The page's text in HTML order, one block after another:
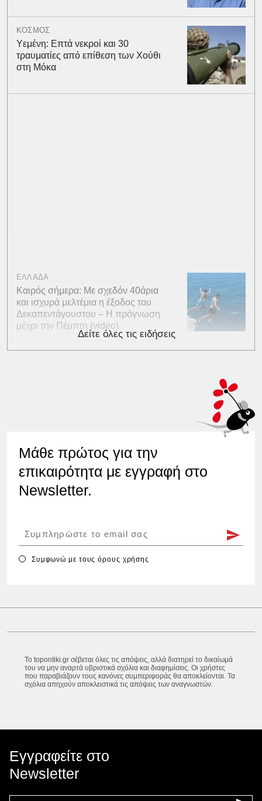
ΚΟΣΜΟΣ
Υεμένη: Επτά νεκροί και 30
τραυματίες από επίθεση των Χούθι
στη Μόκα
ΕΛΛΑΔΑ
Καιρός σήμερα: Με σχεδόν 40άρια
και ισχυρά μελτέμια η έξοδος του
Δεκαπεντάγουστου – Η πρόγνωση
μέχρι την Πέμπτη (video)
Δείτε όλες τις ειδήσεις
Μάθε πρώτος για την
επικαιρότητα με εγγραφή στο
Newsletter.
Συμφωνώ με τουςόρους χρήσης
Το topontiki.gr σέβεται όλες τις απόψεις, αλλά διατηρεί το δικαίωμά
του να μην αναρτά υβριστικά σχόλια και διαφημίσεις. Οι χρήστες
που παραβιάζουν τους κανόνες συμπεριφοράς θα αποκλείονται. Τα
σχόλια απηχούν αποκλειστικά τις απόψεις των αναγνωστών.
Εγγραφείτε στο
Newsletter